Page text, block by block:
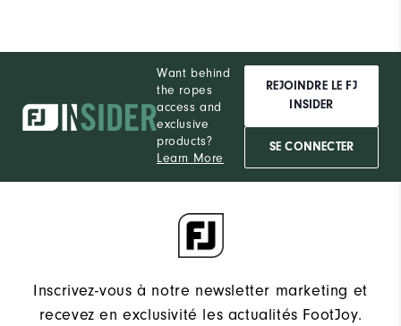
Want behind
the ropes
access and
exclusive
products?
Learn More
REJOINDRE LE FJ
INSIDER
SE CONNECTER
Inscrivez-vous à notre newsletter marketing et
recevez en exclusivité les actualités FootJoy.